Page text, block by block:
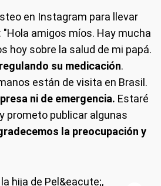
en Instagram para llevar
"Hola amigos míos. Hay mucha
hoy sobre la salud de mi papá.
su medicación.
están de visita en Brasil.
ni de emergencia. Estaré
prometo publicar algunas
la preocupación y